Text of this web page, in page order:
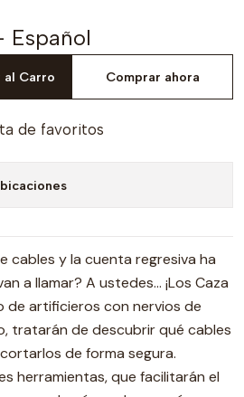
Español
al Carro Comprar ahora
de favoritos
cables y la cuenta regresiva ha
a llamar? A ustedes… ¡Los Caza
de artificieros con nervios de
tratarán de descubrir qué cables
de forma segura.
herramientas, que facilitarán el